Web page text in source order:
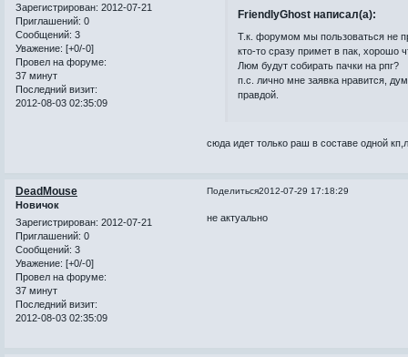
Зарегистрирован: 2012-07-21
Приглашений: 0
Сообщений: 3
Уважение: [+0/-0]
Провел на форуме:
37 минут
Последний визит:
2012-08-03 02:35:09
FriendlyGhost написал(а):
Т.к. форумом мы пользоваться не
кто-то сразу примет в пак,
Люм будут собирать пачки на рпг?
п.с. лично мне заявка нравится,
правдой.
сюда идет только раш в составе одной
Поделиться2012-07-29 17:18:29
DeadMouse
Новичок
Зарегистрирован: 2012-07-21
Приглашений: 0
Сообщений: 3
Уважение: [+0/-0]
Провел на форуме:
37 минут
Последний визит:
2012-08-03 02:35:09
не актуально